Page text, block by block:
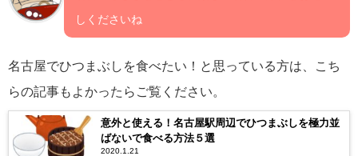
しくださいね
名古屋でひつまぶしを食べたい！と思っている方は、こち
らの記事もよかったらご覧ください。
意外と使える！名古屋駅周辺でひつまぶしを極力並
ばないで食べる方法５選
2020.1.21